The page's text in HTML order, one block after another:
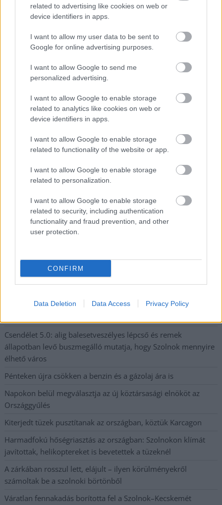
related to advertising like cookies on web or
device identifiers in apps.
I want to allow my user data to be sent to
Google for online advertising purposes.
I want to allow Google to send me
personalized advertising.
I want to allow Google to enable storage
related to analytics like cookies on web or
device identifiers in apps.
I want to allow Google to enable storage
related to functionality of the website or app.
I want to allow Google to enable storage
related to personalization.
I want to allow Google to enable storage
related to security, including authentication
functionality and fraud prevention, and other
user protection.
CONFIRM
Data Deletion Data Access Privacy Policy
Hírlevél feliratkozás
Adja meg keresztnevét:
meg e-mail címét:
Megismertem és elfogadom a
Nem szeretne lemaradni semmiről? Csak egy kattintás, és hírlevelünk a
legfrissebb információkkal és exkluzív tartalmakkal hétről hétre
A SZOL24 legfrissebb 24 cikke
A Szolnok megyei gazdák nagyon nem akarták a JÉGER
Csendélet 5.0: alig balesetveszélyes lépcső és remek
állapotban levő buszmegálló mutatja, hogy Szolnok mennyire
élhető város
Pénteken újra csökken a benzin és a gázolaj ára is
Napokon belül megválasztja az új köztársasági elnököt az
Országgyűlés
Kiterjedt tüzek pusztítanak az országban, köztük Karcagon
Harmadfokú hőségriasztás az országban: Szolnokon klímát
javítottak, helikoptereket is bevetettek a tüzeknél
A zárkában rosszul lett, elájult – ilyen körülményekről
számoltak be a szolnoki börtönből
Váratlan fennakadás borította fel a Szolnok–Kecskemét